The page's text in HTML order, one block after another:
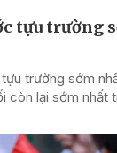
tựu trường
trường sớm
còn lại sớm nhất